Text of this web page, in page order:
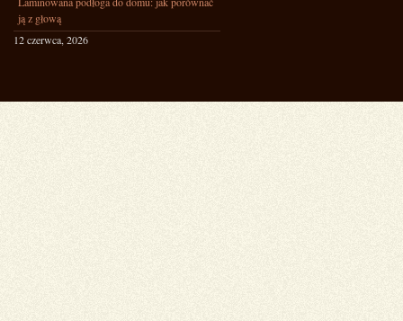
ją z głową
12 czerwca, 2026